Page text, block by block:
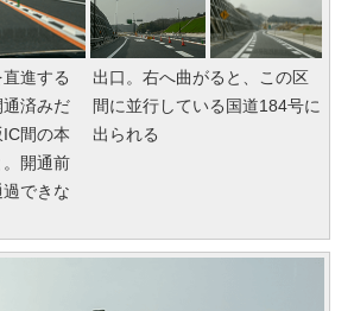
進する
済みだ
間の本
開通前
できな
出口。右へ曲がると、この区
間に並行している国道184号に
出られる